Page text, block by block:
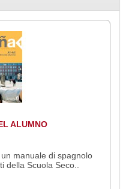
ALUMNO
manuale di spagnolo
della Scuola Seco..